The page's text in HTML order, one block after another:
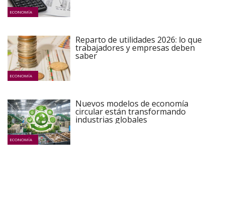
ECONOMÍA
ECONOMÍA
Reparto de utilidades 2026: lo que
trabajadores y empresas deben
saber
ECONOMÍA
Nuevos modelos de economía
circular están transformando
industrias globales